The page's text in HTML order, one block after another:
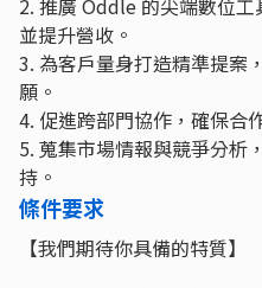
2. 推廣 Oddle 的尖端數位
並提升營收。
3. 為客戶量身打造精準提案
願。
4. 促進跨部門協作，確保合
5. 蒐集市場情報與競爭分析
持。
條件要求
【我們期待你具備的特質】